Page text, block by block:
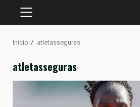
MENÚ
Inicio atletasseguras
atletasseguras